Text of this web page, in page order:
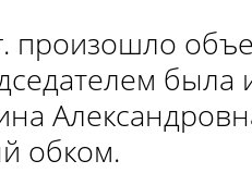
произошло
была
обком.